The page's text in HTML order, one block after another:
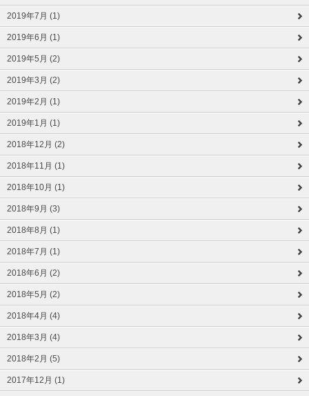
2019年7月 (1)
2019年6月 (1)
2019年5月 (2)
2019年3月 (2)
2019年2月 (1)
2019年1月 (1)
2018年12月 (2)
2018年11月 (1)
2018年10月 (1)
2018年9月 (3)
2018年8月 (1)
2018年7月 (1)
2018年6月 (2)
2018年5月 (2)
2018年4月 (4)
2018年3月 (4)
2018年2月 (5)
2017年12月 (1)